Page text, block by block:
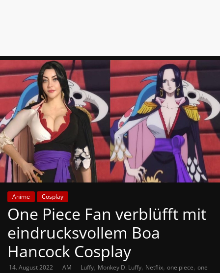
findest
du
die
aktuellsten
Anime-
News
aus
Japan
und
Deutschland
Anime Cosplay
One Piece Fan verblüfft mit
eindrucksvollem Boa
Hancock Cosplay
14. August 2022 AM Luffy, Monkey D. Luffy, Netflix, one piece, one